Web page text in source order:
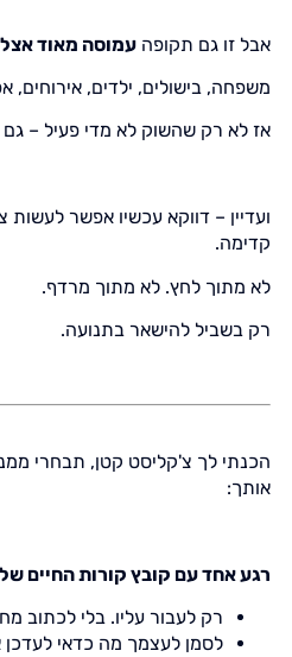
אבל זו גם תקופה עמוסה מאוד
משפחה, בישולים, ילדים, אירוחים,
אז לא רק שהשוק לא מדי פעיל –
ועדיין – דווקא עכשיו אפשר
קדימה.
לא מתוך לחץ. לא מתוך מרדף.
רק בשביל להישאר בתנועה.
הכנתי לך צ'קליסט קטן, תבחרי
אותך:
רגע אחד עם קובץ קורות החיים
רק לעבור עליו. בלי לכתוב
לסמן לעצמך מה כדאי לעדכן